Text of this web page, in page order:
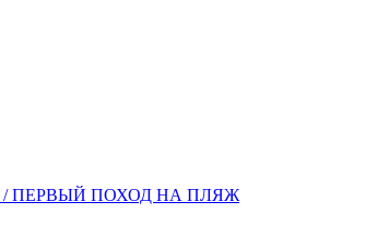
/ ПЕРВЫЙ ПОХОД НА ПЛЯЖ